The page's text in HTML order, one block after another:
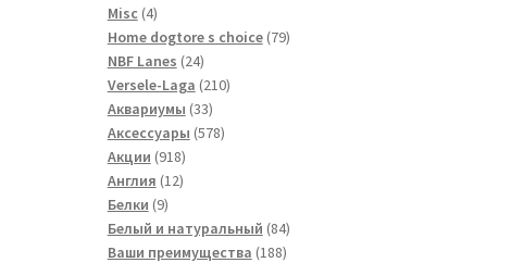
Misc 44
товара
Home dogtore s choice 7979
NBF Lanes 2424
товара
Versele-Laga 210210
Аквариумы 3333
товара
Аксессуары 578578
Акции 918918
товаров
Англия 1212
Белки 99
товаров
Белый и натуральный 8484
товара
Ваши преимущества 188188